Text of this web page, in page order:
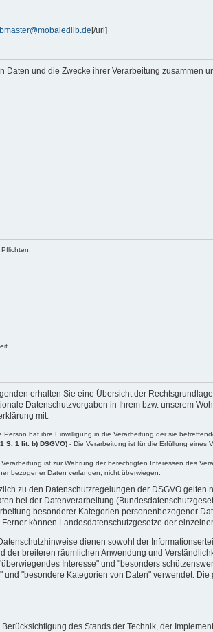
[/url]
Daten und die Zwecke ihrer Verarbeitung zusammen
erhalten Sie eine Übersicht der
Datenschutzvorgaben in Ihrem bzw. unserem
mit.
Person hat ihre Einwilligung in die Verarbeitung der sie
S. 1 lit. b) DSGVO) - Die Verarbeitung ist für die Erfüllung eines
Verarbeitung ist zur Wahrung der berechtigten Interessen des
Daten verlangen, nicht überwiegen.
zu den Datenschutzregelungen der DSGVO
bei der Datenverarbeitung
besonderer Kategorien personenbezogener
können Landesdatenschutzgesetze der
dienen sowohl der
der breiteren räumlichen Anwendung und
Interesse" und "besonders
"besondere Kategorien von Daten" verwendet.
des Stands der Technik, der